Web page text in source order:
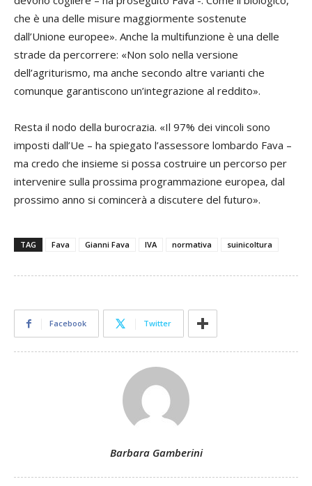
che è una delle misure maggiormente sostenute
dall’Unione europee». Anche la multifunzione è una delle
strade da percorrere: «Non solo nella versione
dell’agriturismo, ma anche secondo altre varianti che
comunque garantiscono un’integrazione al reddito».
Resta il nodo della burocrazia. «Il 97% dei vincoli sono
imposti dall’Ue – ha spiegato l’assessore lombardo Fava –
ma credo che insieme si possa costruire un percorso per
intervenire sulla prossima programmazione europea, dal
prossimo anno si comincerà a discutere del futuro».
TAG Fava Gianni Fava IVA normativa suinicoltura
Facebook Twitter
Barbara Gamberini